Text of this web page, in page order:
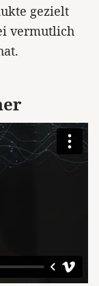
gezielt
vermutlich